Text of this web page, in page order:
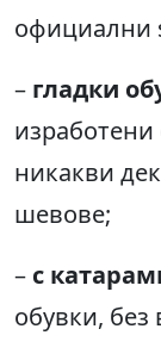
официални
– гладки
изработени
никакви
шевове;
– с
обувки, без